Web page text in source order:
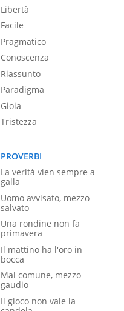
Libertà
Facile
Pragmatico
Conoscenza
Riassunto
Paradigma
Gioia
Tristezza
PROVERBI
La verità vien sempre a
galla
Uomo avvisato, mezzo
salvato
Una rondine non fa
primavera
Il mattino ha l'oro in
bocca
Mal comune, mezzo
gaudio
Il gioco non vale la